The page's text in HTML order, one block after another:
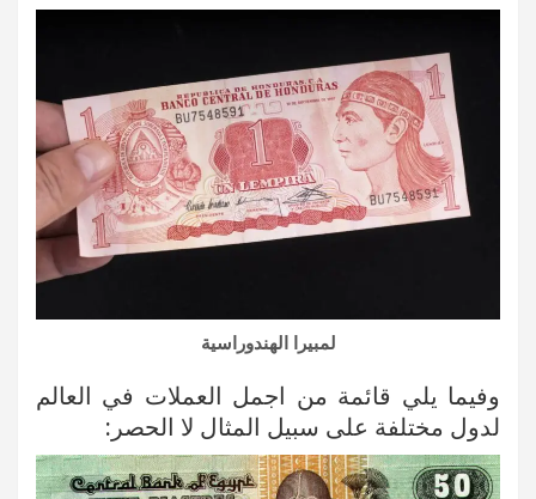
لمبيرا الهندوراسية
وفيما يلي قائمة من اجمل العملات في العالم
لدول مختلفة على سبيل المثال لا الحصر: